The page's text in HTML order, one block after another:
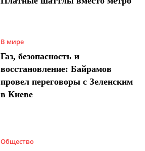
В мире
Газ, безопасность и
восстановление: Байрамов
провел переговоры с Зеленским
в Киеве
Общество